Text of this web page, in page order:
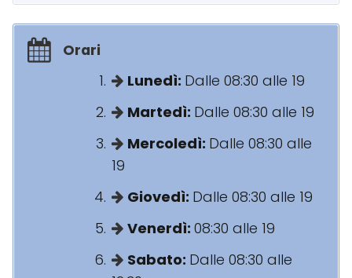
Orari
Lunedì: Dalle 08:30 alle 19
Martedì: Dalle 08:30 alle 19
Mercoledì: Dalle 08:30 alle
19
Giovedì: Dalle 08:30 alle 19
Venerdì: 08:30 alle 19
Sabato: Dalle 08:30 alle